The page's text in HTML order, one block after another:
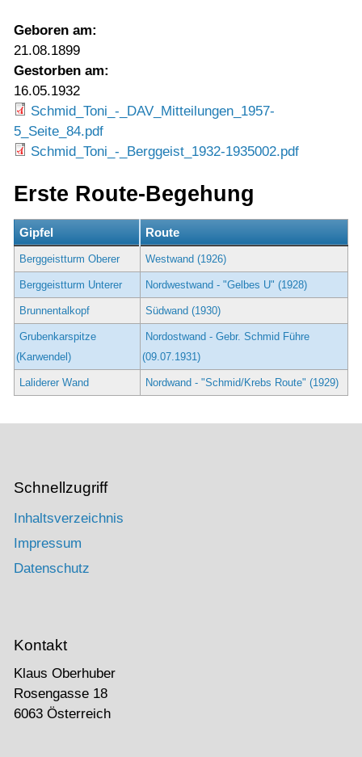
Geboren am:
21.08.1899
Gestorben am:
16.05.1932
Schmid_Toni_-_DAV_Mitteilungen_1957-
5_Seite_84.pdf
Schmid_Toni_-_Berggeist_1932-1935002.pdf
Erste Route-Begehung
Gipfel Route
Berggeistturm Oberer Westwand (1926)
Berggeistturm Unterer Nordwestwand - "Gelbes U" (1928)
Brunnentalkopf Südwand (1930)
Grubenkarspitze
(Karwendel)
Nordostwand - Gebr. Schmid Führe
(09.07.1931)
Laliderer Wand Nordwand - "Schmid/Krebs Route" (1929)
Schnellzugriff
Inhaltsverzeichnis
Impressum
Datenschutz
Kontakt
Klaus Oberhuber
Rosengasse 18
6063 Österreich